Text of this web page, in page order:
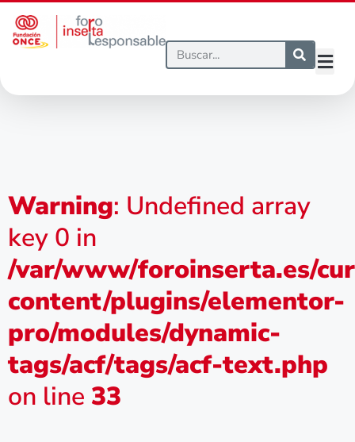
Warning: Undefined array
key 0 in
/var/www/foroinserta.es/
content/plugins/elementor-
pro/modules/dynamic-
tags/acf/tags/acf-text.php
on line 33